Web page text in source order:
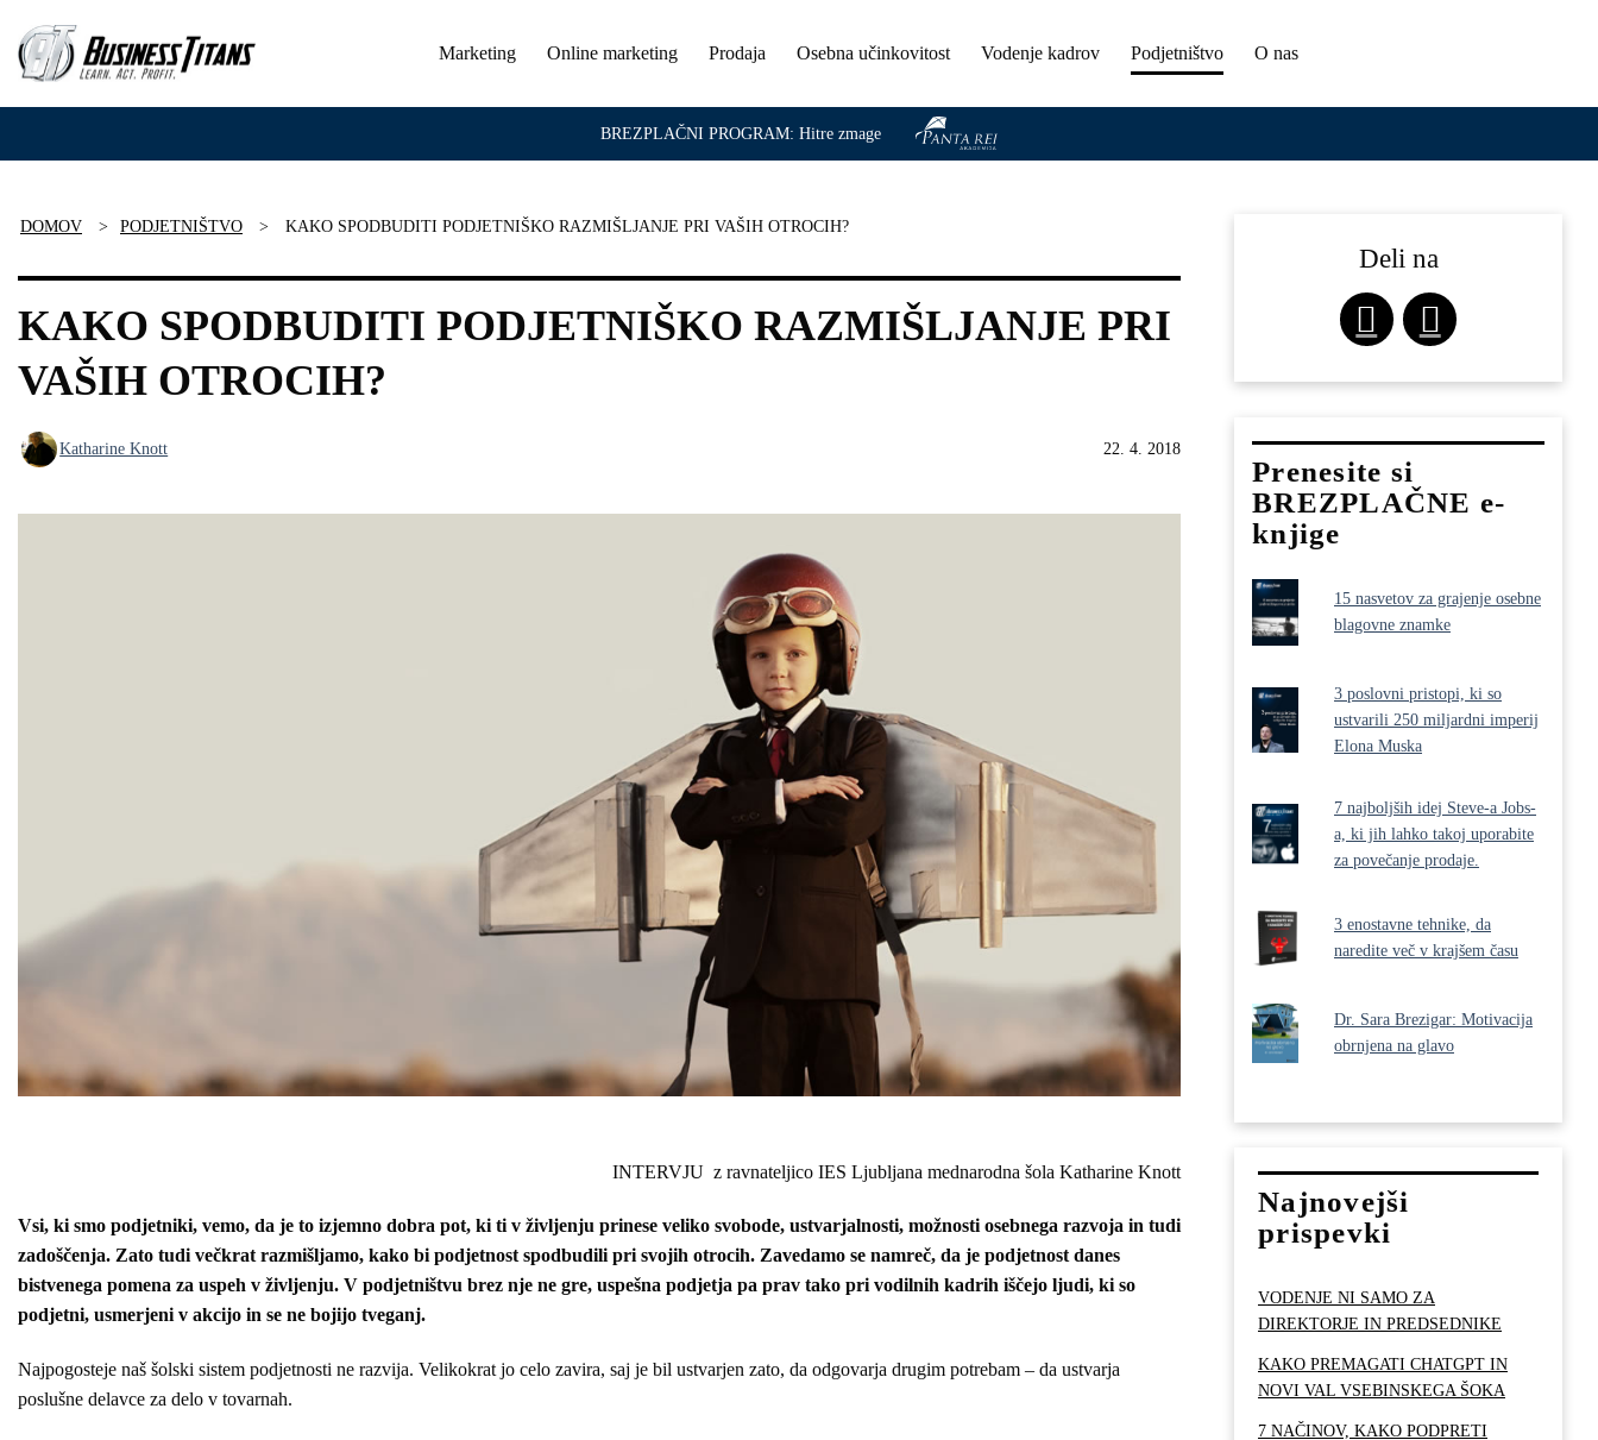
content
Marketing Online marketing Prodaja Osebna učinkovitost Vodenje kadrov Podjetništvo O nas
BREZPLAČNI PROGRAM: Hitre zmage
DOMOV > PODJETNIŠTVO > KAKO SPODBUDITI PODJETNIŠKO RAZMIŠLJANJE PRI VAŠIH OTROCIH?
KAKO SPODBUDITI PODJETNIŠKO RAZMIŠLJANJE PRI
VAŠIH OTROCIH?
Katharine Knott 22. 4. 2018
INTERVJU z ravnateljico IES Ljubljana mednarodna šola Katharine Knott
Vsi, ki smo podjetniki, vemo, da je to izjemno dobra pot, ki ti v življenju prinese veliko svobode, ustvarjalnosti, možnosti osebnega razvoja in tudi
zadoščenja. Zato tudi večkrat razmišljamo, kako bi podjetnost spodbudili pri svojih otrocih. Zavedamo se namreč, da je podjetnost danes
bistvenega pomena za uspeh v življenju. V podjetništvu brez nje ne gre, uspešna podjetja pa prav tako pri vodilnih kadrih iščejo ljudi, ki so
podjetni, usmerjeni v akcijo in se ne bojijo tveganj.
Najpogosteje naš šolski sistem podjetnosti ne razvija. Velikokrat jo celo zavira, saj je bil ustvarjen zato, da odgovarja drugim potrebam – da ustvarja
poslušne delavce za delo v tovarnah.
Deli na
Prenesite si
BREZPLAČNE e-
knjige
15 nasvetov za grajenje osebne
blagovne znamke
3 poslovni pristopi, ki so
ustvarili 250 miljardni imperij
Elona Muska
7 najboljših idej Steve-a Jobs-
a, ki jih lahko takoj uporabite
za povečanje prodaje.
3 enostavne tehnike, da
naredite več v krajšem času
Dr. Sara Brezigar: Motivacija
obrnjena na glavo
Najnovejši
prispevki
VODENJE NI SAMO ZA
DIREKTORJE IN PREDSEDNIKE
KAKO PREMAGATI CHATGPT IN
NOVI VAL VSEBINSKEGA ŠOKA
7 NAČINOV, KAKO PODPRETI